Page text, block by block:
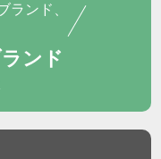
ランド、
ンド